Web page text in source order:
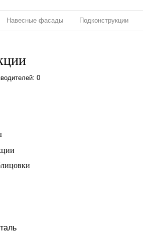
Навесные фасады Подконструкции
0